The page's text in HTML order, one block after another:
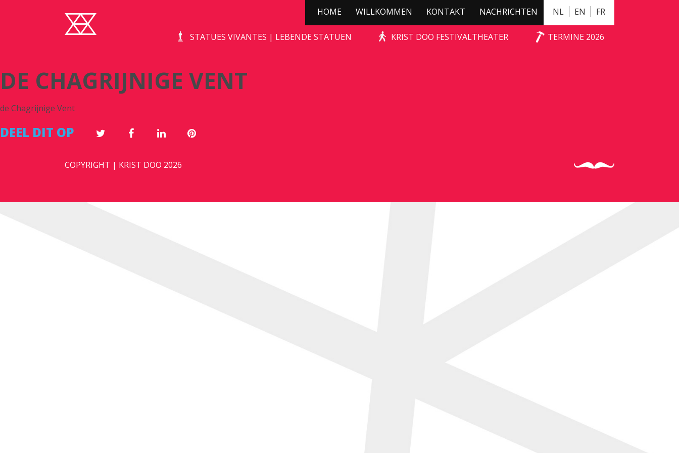
NL EN FR
HOME WILLKOMMEN KONTAKT NACHRICHTEN
STATUES VIVANTES | LEBENDE STATUEN KRIST DOO FESTIVALTHEATER TERMINE 2026
DE CHAGRIJNIGE VENT
DE CHAGRIJNIGE VENT
de Chagrijnige Vent
DEEL DIT OP
COPYRIGHT | KRIST DOO 2026